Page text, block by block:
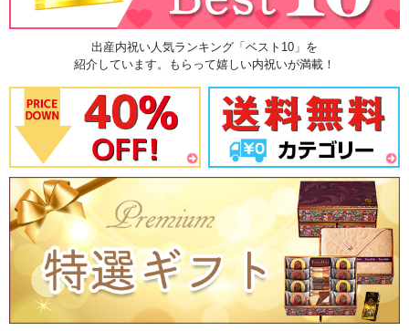
出産内祝い人気ランキング「ベスト10」を
紹介しています。もらって嬉しい内祝いが満載！